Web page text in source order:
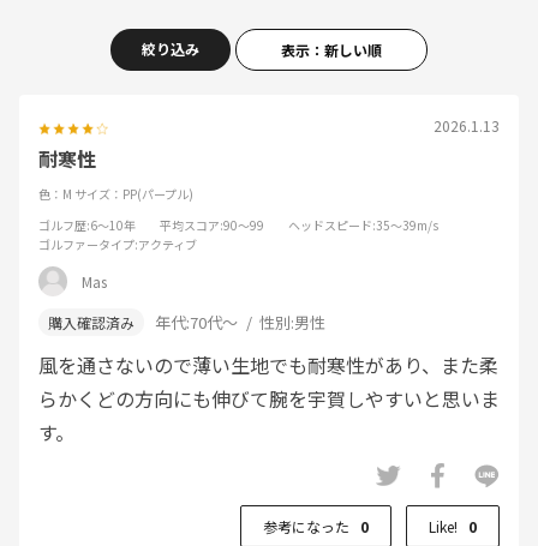
絞り込み 表示：新しい順
2026.1.13
耐寒性
色：M サイズ：PP(パープル)
ゴルフ歴:6～10年 平均スコア:90～99 ヘッドスピード:35～39m/s
ゴルファータイプ:アクティブ
Mas
年代:70代～ 性別:男性
風を通さないので薄い生地でも耐寒性があり、また柔
らかくどの方向にも伸びて腕を宇賀しやすいと思いま
す。
参考になった 0 Like! 0